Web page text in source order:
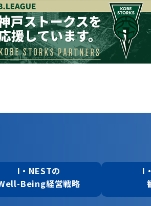
I・NESTの
Being経営戦略
I